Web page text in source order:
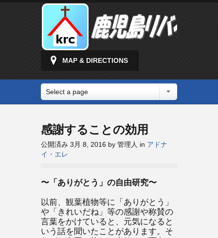
MAP & DIRECTIONS
Select a page
感謝することの効用
公開済み 3月 8, 2016 by 管理人 in アドナ
イ・エレ
〜「ありがとう」の自由研究〜
以前、観葉植物等に「ありがとう」
や「きれいだね」等の感謝や称賛の
言葉をかけていると、元気になると
いう話を聞いたことがあります。そ